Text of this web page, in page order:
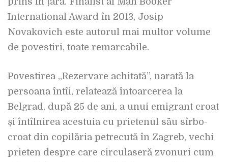
International Award în 2013, Josip
Novakovich este autorul mai multor volume
de povestiri, toate remarcabile.
Povestirea „Rezervare achitată”, narată la
persoana întîi, relatează întoarcerea la
Belgrad, după 25 de ani, a unui emigrant croat
și întîlnirea acestuia cu prietenul său sîrbo-
croat din copilăria petrecută în Zagreb, vechi
prieten despre care circulaseră zvonuri cum